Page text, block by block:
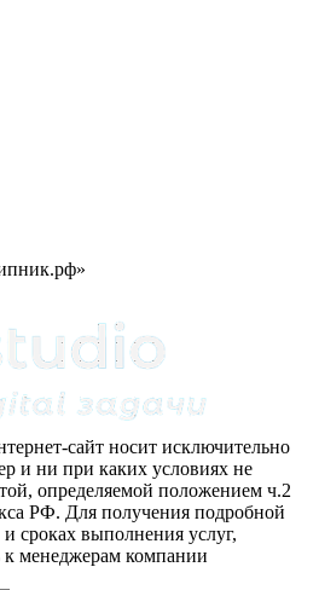
сайт носит исключительно
и ни при каких условиях не
определяемой положением ч.2
РФ. Для получения подробной
сроках выполнения услуг,
к менеджерам компании